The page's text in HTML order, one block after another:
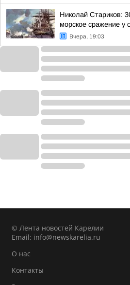
Николай Стариков:
морское сражение у
Вчера, 19:03
© Лента новостей Карелии
Email: info@newskarelia.ru
О нас
Контакты